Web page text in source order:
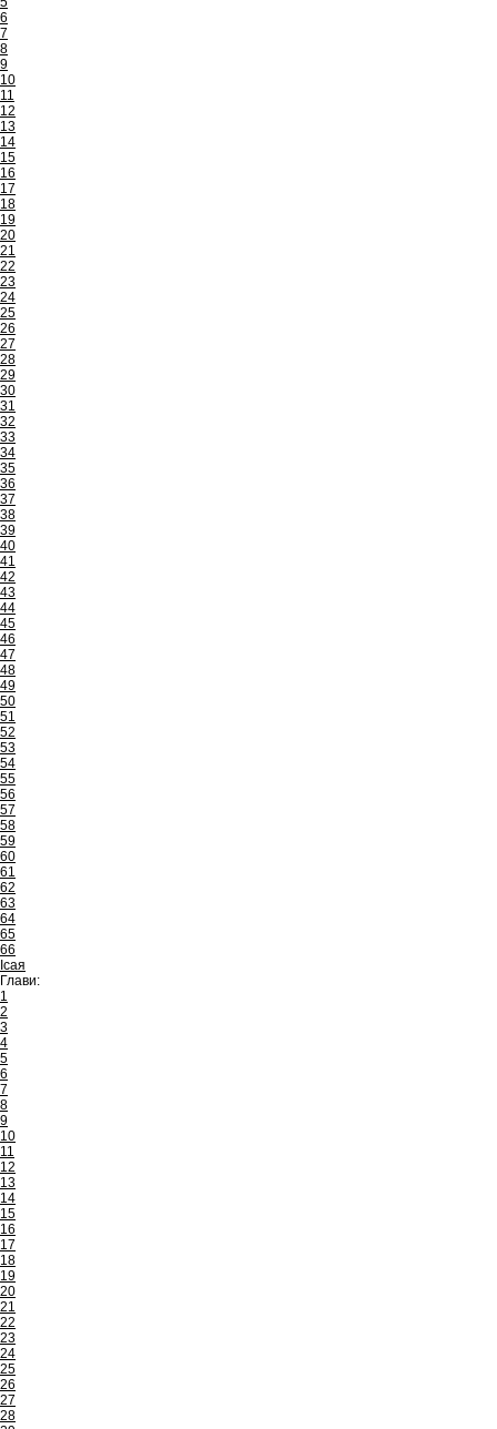
6
7
8
9
10
11
12
13
14
15
16
17
18
19
20
21
22
23
24
25
26
27
28
29
30
31
32
33
34
35
36
37
38
39
40
41
42
43
44
45
46
47
48
49
50
51
52
53
54
55
56
57
58
59
60
61
62
63
64
65
66
Ісая
Глави:
1
2
3
4
5
6
7
8
9
10
11
12
13
14
15
16
17
18
19
20
21
22
23
24
25
26
27
28